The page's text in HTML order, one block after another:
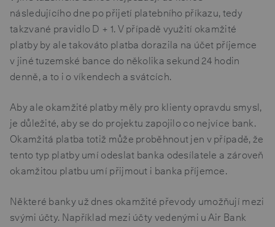
následujícího dne po přijetí platebního příkazu, tedy
takzvané pravidlo D + 1. V případě využití okamžité
platby by ale takováto platba dorazila na účet příjemce
v jiné tuzemské bance do několika sekund 24 hodin
denně, a to i o víkendech a svátcích.
Aby ale okamžité platby měly pro klienty opravdu smysl,
je důležité, aby se do projektu zapojilo co nejvíce bank.
Okamžitá platba totiž může proběhnout jen v případě, že
tento typ platby umí odeslat banka odesílatele a zároveň
okamžitou platbu umí přijmout i banka příjemce.
Některé banky už dnes okamžité převody umožňují mezi
svými účty. Například mezi účty vedenými u Air Bank